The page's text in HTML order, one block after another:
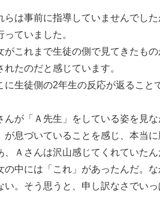
らは事前に指導していませんでし
っていました。
がこれまで生徒の側で見てきたも
れたのだと感じています。
に生徒側の2年生の反応が返ること
んが「Ａ先生」をしている姿を見
が息づいていることを感じ、本当に
、Ａさんは沢山感じてくれていた
の中には「これ」があったんだ。
い。そう思うと、申し訳なさでいっ